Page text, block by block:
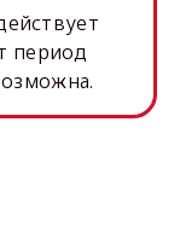
период